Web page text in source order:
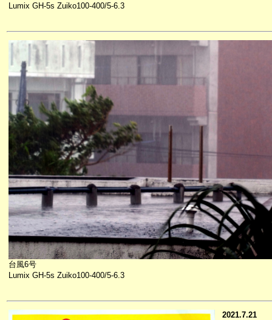
Lumix GH-5s Zuiko100-400/5-6.3
台風6号
Lumix GH-5s Zuiko100-400/5-6.3
2021.7.21